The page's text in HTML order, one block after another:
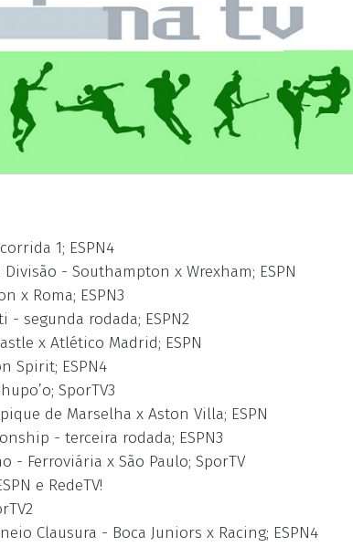
1; ESPN4
- Southampton x Wrexham; ESPN
x Roma; ESPN3
- segunda rodada; ESPN2
x Atlético Madrid; ESPN
Spirit; ESPN4
SporTV3
de Marselha x Aston Villa; ESPN
- terceira rodada; ESPN3
- Ferroviária x São Paulo; SporTV
e RedeTV!
Clausura - Boca Juniors x Racing; ESPN4